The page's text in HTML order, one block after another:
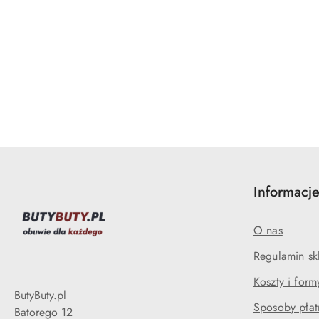
ButyButy.pl
Batorego 12
Informacje
O nas
Regulamin
Koszty i
Sposoby